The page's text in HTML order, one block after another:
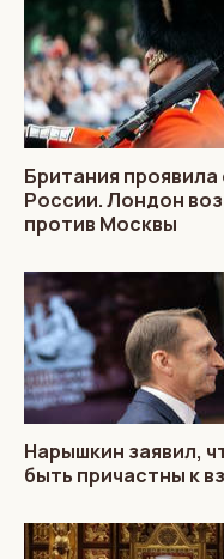
Британия
России. Лондон
против Москвы
Нарышкин заявил,
быть причастны к